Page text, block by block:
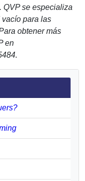
QVP se especializa
para las
obtener más
en